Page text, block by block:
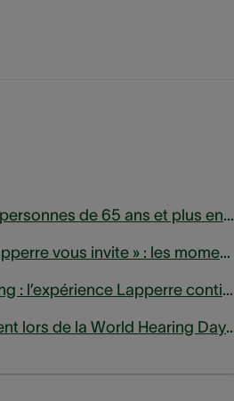
Davantage de personnes de 65 ans et plus entrent en ligne de compte pour un remboursement des appareils auditifs
Retour sur « Lapperre vous invite » : les moments forts de notre session d'experts sur les acouphènes
World of Hearing : l’expérience Lapperre continue de s’étendre, jusqu’en Wallonie.
Lapperre présent lors de la World